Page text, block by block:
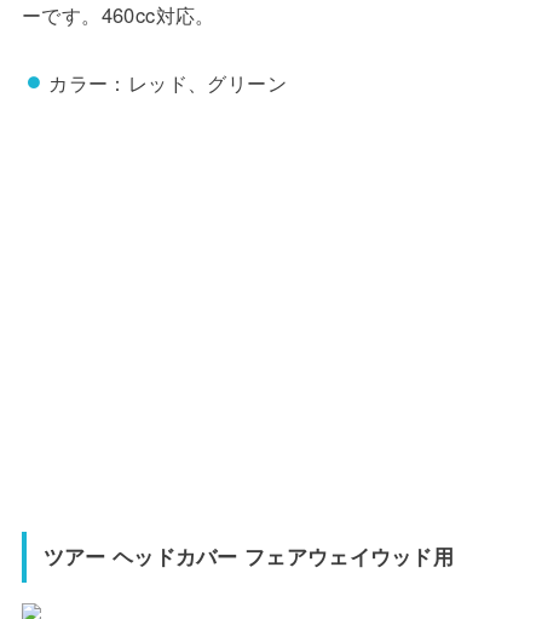
ーです。460cc対応。
カラー：レッド、グリーン
ツアー ヘッドカバー フェアウェイウッド用